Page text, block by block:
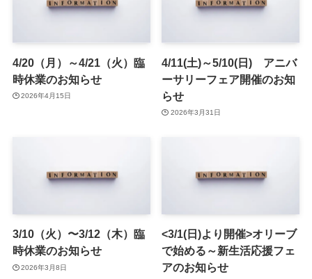
4/20（月）～4/21（火）臨
時休業のお知らせ
2026年4月15日
4/11(土)～5/10(日) アニバ
ーサリーフェア開催のお知
らせ
2026年3月31日
3/10（火）〜3/12（木）臨
時休業のお知らせ
2026年3月8日
<3/1(日)より開催>オリーブ
で始める～新生活応援フェ
アのお知らせ